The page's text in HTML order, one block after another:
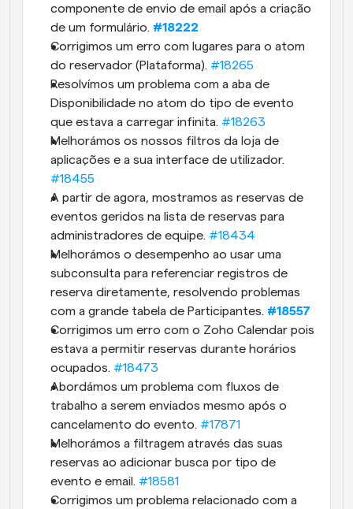
componente de envio de email após a criação
de um formulário. #18222
Corrigimos um erro com lugares para o atom
do reservador (Plataforma). #18265
Resolvímos um problema com a aba de
Disponibilidade no atom do tipo de evento
que estava a carregar infinita. #18263
Melhorámos os nossos filtros da loja de
#18455
A partir de agora, mostramos as reservas de
eventos geridos na lista de reservas para
administradores de equipe. #18434
Melhorámos o desempenho ao usar uma
subconsulta para referenciar registros de
reserva diretamente, resolvendo problemas
com a grande tabela de Participantes. #18557
Corrigimos um erro com o Zoho Calendar pois
estava a permitir reservas durante horários
ocupados. #18473
Abordámos um problema com fluxos de
trabalho a serem enviados mesmo após o
cancelamento do evento. #17871
Melhorámos a filtragem através das suas
reservas ao adicionar busca por tipo de
evento e email. #18581
Corrigimos um problema relacionado com a